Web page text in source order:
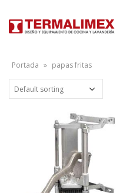
Portada » papas fritas